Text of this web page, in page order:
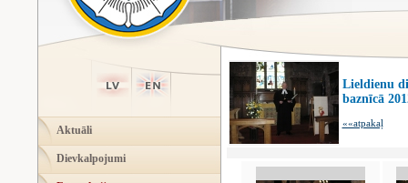
Aktuāli
Dievkalpojumi
Lieldienu
baznīcā
««atpakaļ